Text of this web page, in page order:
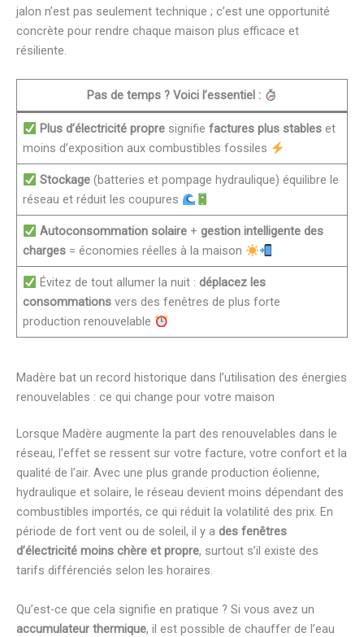
jalon n’est pas seulement technique ; c’est une opportunité
concrète pour rendre chaque maison plus efficace et
résiliente.
Pas de temps ? Voici l’essentiel :
Plus d’électricité propresignifie factures plus stableset
moins d’exposition aux combustibles fossiles
Stockage(batteries et pompage hydraulique) équilibre le
réseau et réduit les coupures
Autoconsommation solaire+ gestion intelligente des
charges = économies réelles à la maison
Évitez de tout allumer la nuit : déplacez les
consommations vers des fenêtres de plus forte
production renouvelable
Madère bat un record historique dans l’utilisation des énergies
renouvelables : ce qui change pour votre maison
Lorsque Madère augmente la part des renouvelables dans le
réseau, l’effet se ressent sur votre facture, votre confort et la
qualité de l’air. Avec une plus grande production éolienne,
hydraulique et solaire, le réseau devient moins dépendant des
combustibles importés, ce qui réduit la volatilité des prix. En
période de fort vent ou de soleil, il y a des fenêtres
d’électricité moins chère et propre, surtout s’il existe des
tarifs différenciés selon les horaires.
Qu’est-ce que cela signifie en pratique ? Si vous avez un
accumulateur thermique, il est possible de chauffer de l’eau